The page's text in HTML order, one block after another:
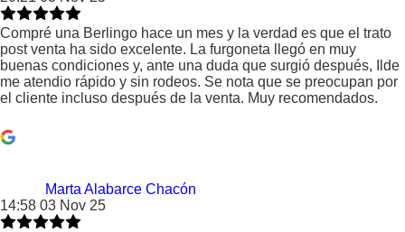
Compré una Berlingo hace un mes y la verdad es que el trato
post venta ha sido excelente. La furgoneta llegó en muy
buenas condiciones y, ante una duda que surgió después, Ilde
me atendio rápido y sin rodeos. Se nota que se preocupan por
el cliente incluso después de la venta. Muy recomendados.
Marta Alabarce Chacón
14:58 03 Nov 25